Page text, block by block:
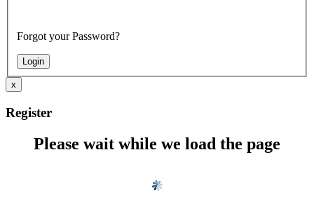
Forgot your Password?
x
Register
Please wait while we load the page